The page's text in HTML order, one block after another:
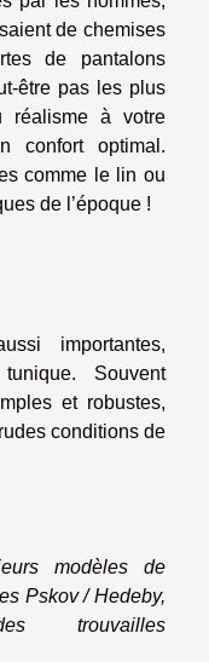
de chemises
de pantalons
être pas les plus
réalisme à votre
confort optimal.
comme le lin ou
de l’époque !
importantes,
Souvent
et robustes,
conditions de
modèles de
Pskov / Hedeby,
trouvailles